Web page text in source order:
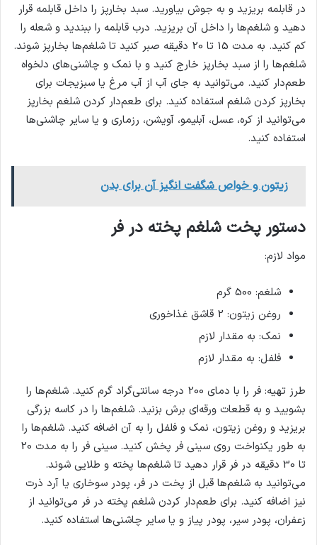
در قابلمه بریزید و به جوش بیاورید. سبد بخارپز را داخل قابلمه قرار
دهید و شلغم‌ها را داخل آن بریزید. درب قابلمه را ببندید و شعله را
کم کنید. به مدت 15 تا 20 دقیقه صبر کنید تا شلغم‌ها بخارپز شوند.
شلغم‌ها را از سبد بخارپز خارج کنید و با نمک و چاشنی‌های دلخواه
طعم‌دار کنید. می‌توانید به جای آب از آب مرغ یا سبزیجات برای
بخارپز کردن شلغم استفاده کنید. برای طعم‌دار کردن شلغم بخارپز
می‌توانید از کره، عسل، آبلیمو، آویشن، رزماری و یا سایر چاشنی‌ها
استفاده کنید.
زیتون و خواص شگفت انگیز آن برای بدن
دستور پخت شلغم پخته در فر
مواد لازم:
شلغم: 500 گرم
روغن زیتون: 2 قاشق غذاخوری
نمک: به مقدار لازم
فلفل: به مقدار لازم
طرز تهیه: فر را با دمای 200 درجه سانتی‌گراد گرم کنید. شلغم‌ها را
بشویید و به قطعات ورقه‌ای برش بزنید. شلغم‌ها را در کاسه بزرگی
بریزید و روغن زیتون، نمک و فلفل را به آن اضافه کنید. شلغم‌ها را
به طور یکنواخت روی سینی فر پخش کنید. سینی فر را به مدت 20
تا 30 دقیقه در فر قرار دهید تا شلغم‌ها پخته و طلایی شوند.
می‌توانید به شلغم‌ها قبل از پخت در فر، پودر سوخاری یا آرد ذرت
نیز اضافه کنید. برای طعم‌دار کردن شلغم پخته در فر می‌توانید از
زعفران، پودر سیر، پودر پیاز و یا سایر چاشنی‌ها استفاده کنید.